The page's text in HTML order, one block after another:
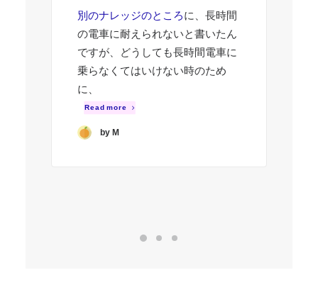
別のナレッジのところに、長時間
の電車に耐えられないと書いたん
ですが、どうしても長時間電車に
乗らなくてはいけない時のため
に、
Read more
by M